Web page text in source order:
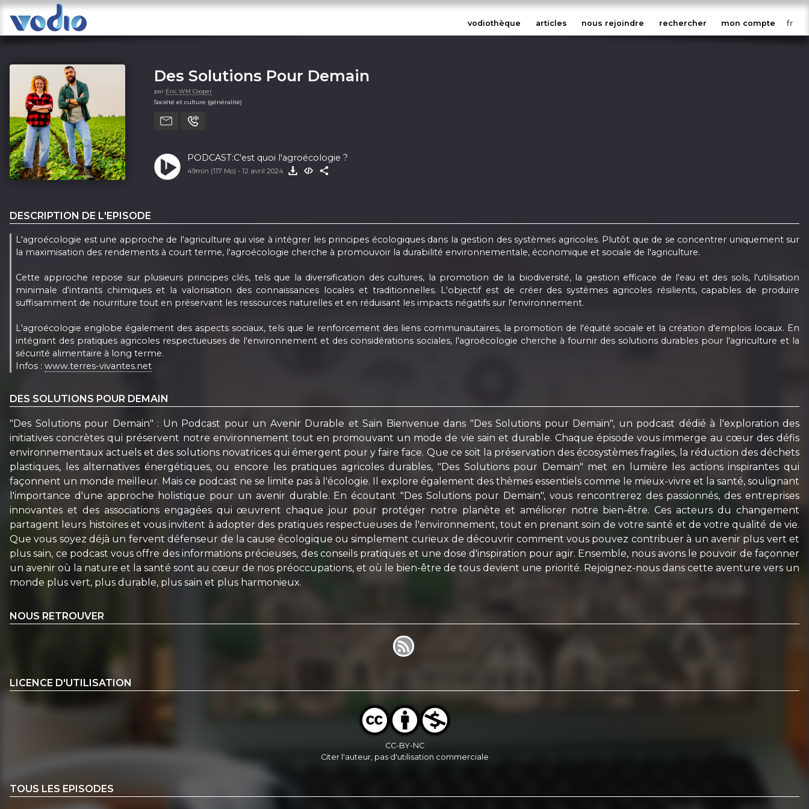
vodiothèque articles nous rejoindre rechercher mon compte
Des Solutions Pour Demain
par Eric WM Cooper
Société et culture (généralité)
PODCAST:C'est quoi l'agroécologie ?
49min (117 Mo) - 12 avril 2024
DESCRIPTION DE L'EPISODE
L'agroécologie est une approche de l'agriculture qui vise à intégrer les principes écologiques dans la gestion des systèmes agricoles. Plutôt que de se concentrer uniquement sur
la maximisation des rendements à court terme, l'agroécologie cherche à promouvoir la durabilité environnementale, économique et sociale de l'agriculture.
Cette approche repose sur plusieurs principes clés, tels que la diversification des cultures, la promotion de la biodiversité, la gestion efficace de l'eau et des sols, l'utilisation
minimale d'intrants chimiques et la valorisation des connaissances locales et traditionnelles. L'objectif est de créer des systèmes agricoles résilients, capables de produire
suffisamment de nourriture tout en préservant les ressources naturelles et en réduisant les impacts négatifs sur l'environnement.
L'agroécologie englobe également des aspects sociaux, tels que le renforcement des liens communautaires, la promotion de l'équité sociale et la création d'emplois locaux. En
intégrant des pratiques agricoles respectueuses de l'environnement et des considérations sociales, l'agroécologie cherche à fournir des solutions durables pour l'agriculture et la
sécurité alimentaire à long terme.
Infos :www.terres-vivantes.net
DES SOLUTIONS POUR DEMAIN
"Des Solutions pour Demain" : Un Podcast pour un Avenir Durable et Sain Bienvenue dans "Des Solutions pour Demain", un podcast dédié à l'exploration des
initiatives concrètes qui préservent notre environnement tout en promouvant un mode de vie sain et durable. Chaque épisode vous immerge au cœur des défis
environnementaux actuels et des solutions novatrices qui émergent pour y faire face. Que ce soit la préservation des écosystèmes fragiles, la réduction des déchets
plastiques, les alternatives énergétiques, ou encore les pratiques agricoles durables, "Des Solutions pour Demain" met en lumière les actions inspirantes qui
façonnent un monde meilleur. Mais ce podcast ne se limite pas à l'écologie. Il explore également des thèmes essentiels comme le mieux-vivre et la santé, soulignant
l'importance d'une approche holistique pour un avenir durable. En écoutant "Des Solutions pour Demain", vous rencontrerez des passionnés, des entreprises
innovantes et des associations engagées qui œuvrent chaque jour pour protéger notre planète et améliorer notre bien-être. Ces acteurs du changement
partagent leurs histoires et vous invitent à adopter des pratiques respectueuses de l'environnement, tout en prenant soin de votre santé et de votre qualité de vie.
Que vous soyez déjà un fervent défenseur de la cause écologique ou simplement curieux de découvrir comment vous pouvez contribuer à un avenir plus vert et
plus sain, ce podcast vous offre des informations précieuses, des conseils pratiques et une dose d'inspiration pour agir. Ensemble, nous avons le pouvoir de façonner
un avenir où la nature et la santé sont au cœur de nos préoccupations, et où le bien-être de tous devient une priorité. Rejoignez-nous dans cette aventure vers un
monde plus vert, plus durable, plus sain et plus harmonieux.
NOUS RETROUVER
LICENCE D'UTILISATION
CC-BY-NC
Citer l'auteur, pas d'utilisation commerciale
TOUS LES EPISODES